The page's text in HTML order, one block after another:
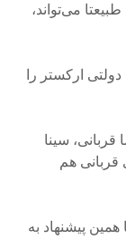
می‌تواند،
ارکستر را
سینا
قربانی هم
پیشنهاد به